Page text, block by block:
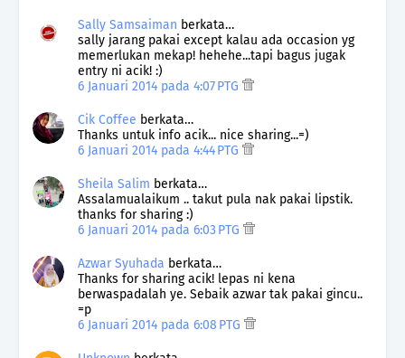
Sally Samsaiman berkata…
sally jarang pakai except kalau ada occasion yg
memerlukan mekap! hehehe...tapi bagus jugak
entry ni acik! :)
6 Januari 2014 pada 4:07 PTG
Cik Coffee berkata…
Thanks untuk info acik... nice sharing...=)
6 Januari 2014 pada 4:44 PTG
Sheila Salim berkata…
Assalamualaikum .. takut pula nak pakai lipstik.
thanks for sharing :)
6 Januari 2014 pada 6:03 PTG
Azwar Syuhada berkata…
Thanks for sharing acik! lepas ni kena
berwaspadalah ye. Sebaik azwar tak pakai gincu..
=p
6 Januari 2014 pada 6:08 PTG